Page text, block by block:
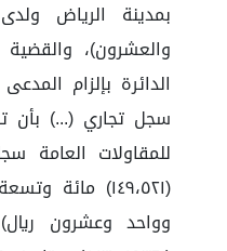
بمدينة الرياض ولدى
والعشرون)،
الدائرة بإلزام
سجل تجاري (...) بأن
للمقاولات العامة
(١٤٩،٥٢١) مائة
وواحد وعشرون